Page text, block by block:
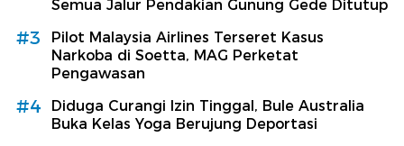
Semua Jalur Pendakian Gunung Gede Ditutup
#3
Pilot Malaysia Airlines Terseret Kasus
Narkoba di Soetta, MAG Perketat
Pengawasan
#4
Diduga Curangi Izin Tinggal, Bule Australia
Buka Kelas Yoga Berujung Deportasi